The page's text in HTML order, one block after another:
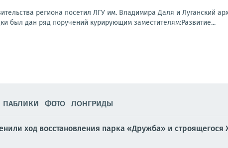
региона посетил ЛГУ им. Владимира Даля и Луганский
был дан ряд поручений курирующим заместителям:Развитие...
ПАБЛИКИ ФОТО ЛОНГРИДЫ
ход восстановления парка «Дружба» и строящегося